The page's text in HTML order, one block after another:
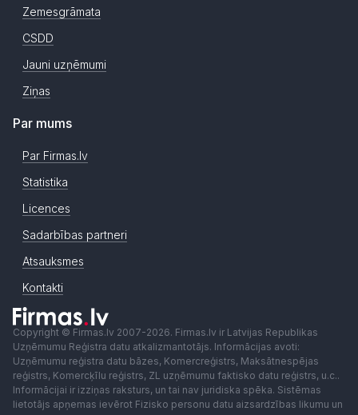
Zemesgrāmata
CSDD
Jauni uzņēmumi
Ziņas
Par mums
Par Firmas.lv
Statistika
Licences
Sadarbības partneri
Atsauksmes
Kontakti
Copyright © Firmas.lv 2007-2026. Firmas.lv ir Latvijas Republikas
Uzņēmumu Reģistra datu atkalizmantotājs. Informācijas avoti:
Uzņēmumu reģistra datu bāzes, Komercreģistrs, Maksātnespējas
reģistrs, Komercķīlu reģistrs, ZL uzņēmumu faktisko datu reģistrs, u.c..
Informācijai ir izziņas raksturs, un tai nav juridiska spēka. Sistēmas
lietotājs apņemas ievērot Fizisko personu datu aizsardzības likumu un